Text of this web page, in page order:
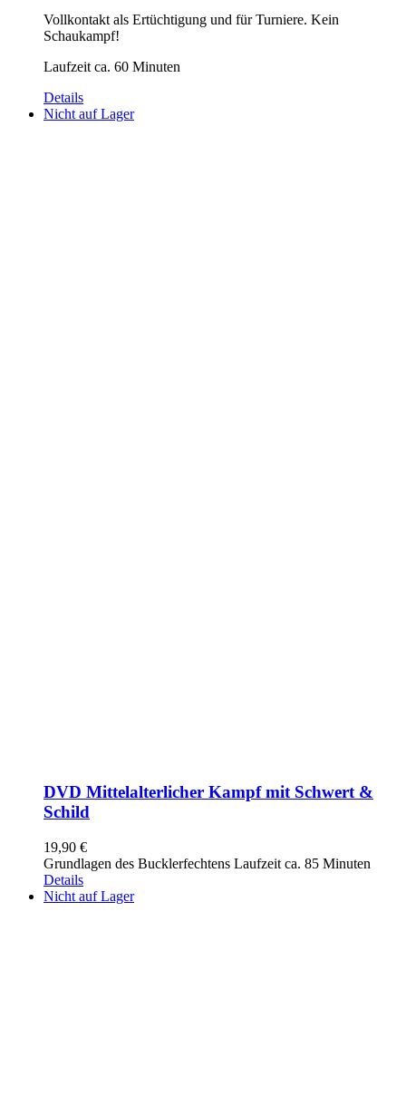
Vollkontakt als Ertüchtigung und für Turniere. Kein
Schaukampf!
Laufzeit ca. 60 Minuten
Details
Nicht auf Lager
DVD Mittelalterlicher Kampf mit Schwert &
Schild
19,90 €
Grundlagen des Bucklerfechtens Laufzeit ca. 85 Minuten
Details
Nicht auf Lager